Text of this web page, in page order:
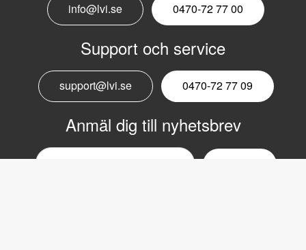
info@lvi.se 0470-72 77 00
Support och service
support@lvi.se 0470-72 77 09
Anmäl dig till nyhetsbrev
Email